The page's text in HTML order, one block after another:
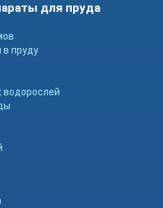
для пруда
пруду
водорослей